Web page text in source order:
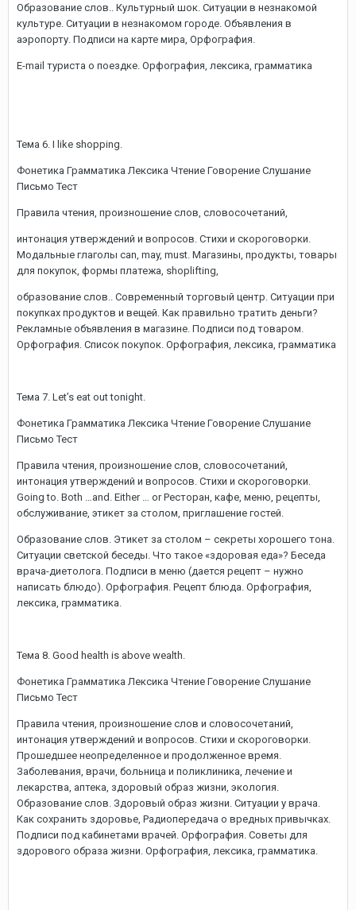
Образование слов.. Культурный шок. Ситуации в незнакомой
культуре. Ситуации в незнакомом городе. Объявления в
аэропорту. Подписи на карте мира, Орфография.
E-mail туриста о поездке. Орфография, лексика, грамматика
Тема 6. I like shopping.
Фонетика Грамматика Лексика Чтение Говорение Слушание
Письмо Тест
Правила чтения, произношение слов, словосочетаний,
интонация утверждений и вопросов. Стихи и скороговорки.
Модальные глаголы can, may, must. Магазины, продукты, товары
для покупок, формы платежа, shoplifting,
образование слов.. Современный торговый центр. Ситуации при
покупках продуктов и вещей. Как правильно тратить деньги?
Рекламные объявления в магазине. Подписи под товаром.
Орфография. Список покупок. Орфография, лексика, грамматика
Тема 7. Let’s eat out tonight.
Фонетика Грамматика Лексика Чтение Говорение Слушание
Письмо Тест
Правила чтения, произношение слов, словосочетаний,
интонация утверждений и вопросов. Стихи и скороговорки.
Going to. Both …and. Either … or Ресторан, кафе, меню, рецепты,
обслуживание, этикет за столом, приглашение гостей.
Образование слов. Этикет за столом – секреты хорошего тона.
Ситуации светской беседы. Что такое «здоровая еда»? Беседа
врача-диетолога. Подписи в меню (дается рецепт – нужно
написать блюдо). Орфография. Рецепт блюда. Орфография,
лексика, грамматика.
Тема 8. Good health is above wealth.
Фонетика Грамматика Лексика Чтение Говорение Слушание
Письмо Тест
Правила чтения, произношение слов и словосочетаний,
интонация утверждений и вопросов. Стихи и скороговорки.
Прошедшее неопределенное и продолженное время.
Заболевания, врачи, больница и поликлиника, лечение и
лекарства, аптека, здоровый образ жизни, экология.
Образование слов. Здоровый образ жизни. Ситуации у врача.
Как сохранить здоровье, Радиопередача о вредных привычках.
Подписи под кабинетами врачей. Орфография. Советы для
здорового образа жизни. Орфография, лексика, грамматика.